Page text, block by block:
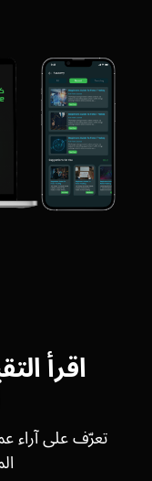
اقرأ
تعرّف على آراء